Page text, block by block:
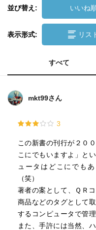
並び替え: いいね
表示形式: リス
すべて
mkt99さん
3
この新書の刊行が２０
こにでもいますよ」と
ュータはどこにでも
（笑）
著者の案として、ＱＲ
商品などのタグとして
するコンピュータで管
また、手許には当然、